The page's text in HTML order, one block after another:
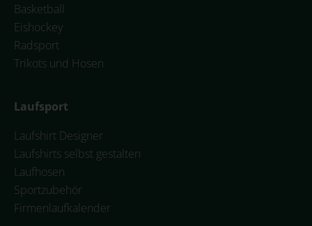
Basketball
Eishockey
Radsport
Trikots und Hosen
Laufsport
Laufshirt Designer
Laufshirts selbst gestalten
Laufhosen
Sportzubehör
Firmenlaufkalender